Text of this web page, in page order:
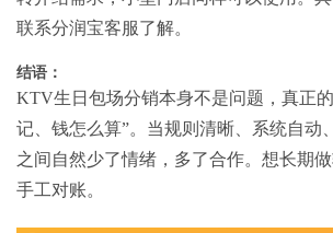
联系分润宝客服了解。
结语：
KTV生日包场分销本身不是问题，真正
记、钱怎么算”。当规则清晰、系统自动
之间自然少了情绪，多了合作。想长期
手工对账。